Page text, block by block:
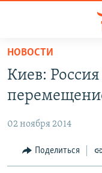
упрощенного
доступа
основному
Вернутся
АВТОРСКИЕ
ЦИТАТЫ СВОБОДЫ
МНЕНИЯ
НОВОСТИ
Киев:
02 ноября 2014
Поделиться